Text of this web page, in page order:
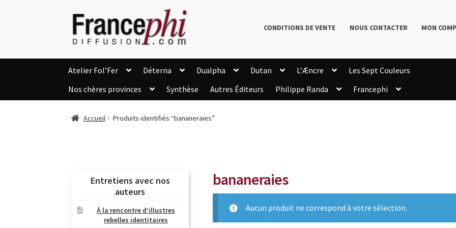
Aller
la
Aller
au
contenu
CONDITIONS DE VENTE NOUS CONTACTER MON
Atelier Fol’Fer Déterna Dualpha Dutan L’Æncre
Les Sept Couleurs
Nos chères provinces
Synthèse Autres Éditeurs Philippe Randa
Francephi
Accueil Produits identifiés “bananeraies”
bananeraies
Aucun produit ne correspond à votre sélection.
Entretiens avec nos
auteurs
À la rencontre d’illustres
rebelles identitaires